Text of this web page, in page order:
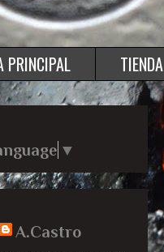
PRINCIPAL TIENDA
▼
A.Castro